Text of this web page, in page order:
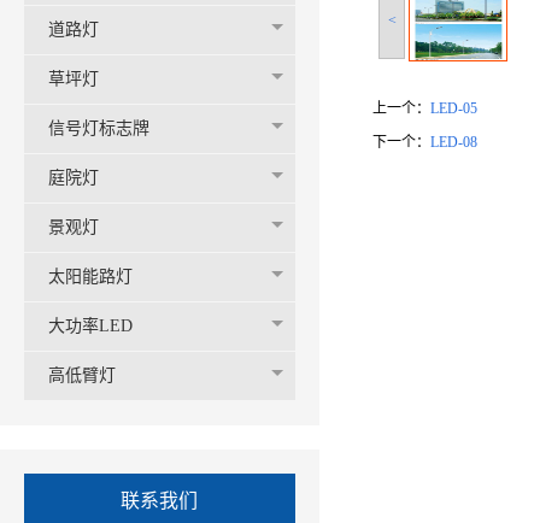
道路灯
草坪灯
信号灯标志牌
庭院灯
景观灯
太阳能路灯
大功率LED
高低臂灯
联系我们
<
上一个： LED-05
下一个： LED-08